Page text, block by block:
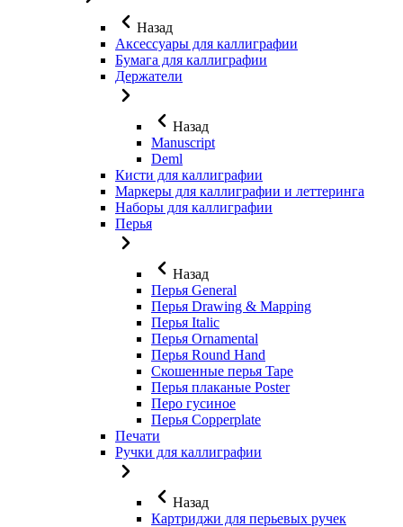
Назад
Аксессуары для каллиграфии
Бумага для каллиграфии
Держатели
Назад
Manuscript
Deml
Кисти для каллиграфии
Маркеры для каллиграфии и леттеринга
Наборы для каллиграфии
Перья
Назад
Перья General
Перья Drawing & Mapping
Перья Italic
Перья Ornamental
Перья Round Hand
Скошенные перья Tape
Перья плаканые Poster
Перо гусиное
Перья Copperplate
Печати
Ручки для каллиграфии
Назад
Картриджи для перьевых ручек